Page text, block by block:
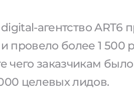
digital-агентство ART6
провело более 1
чего заказчикам
целевых лидов.